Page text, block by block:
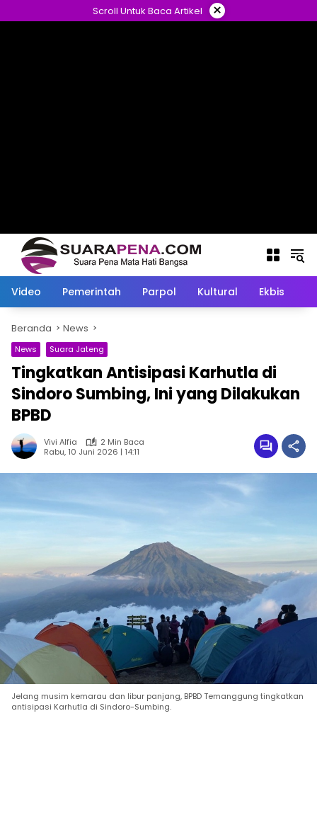
ke
Scroll Untuk Baca Artikel ×
Video Pemerintah Parpol Kultural Ekbis
Beranda News
News Suara Jateng
Tingkatkan Antisipasi Karhutla di
Sindoro Sumbing, Ini yang Dilakukan
BPBD
Vivi Alfia
2 Min Baca
Rabu, 10 Juni 2026 | 14:11
Jelang musim kemarau dan libur panjang, BPBD Temanggung tingkatkan
antisipasi Karhutla di Sindoro-Sumbing.